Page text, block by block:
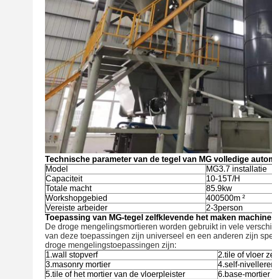
Technische parameter van de tegel van MG volledige
Model
MG3.7 installatie
Capaciteit
10-15T/H
Totale macht
85.9kw
Workshopgebied
400500m ²
Vereiste arbeider
2-3person
Toepassing van MG-tegel zelfklevende het maken
De droge mengelingsmortieren worden gebruikt in vele
van deze toepassingen zijn universeel en een anderen zijn
droge mengelingstoepassingen zijn:
1.wall stopverf
2.tile of vloer
3.masonry mortier
4.self-
5.tile of het mortier van de vloerpleister
6.base-mortier